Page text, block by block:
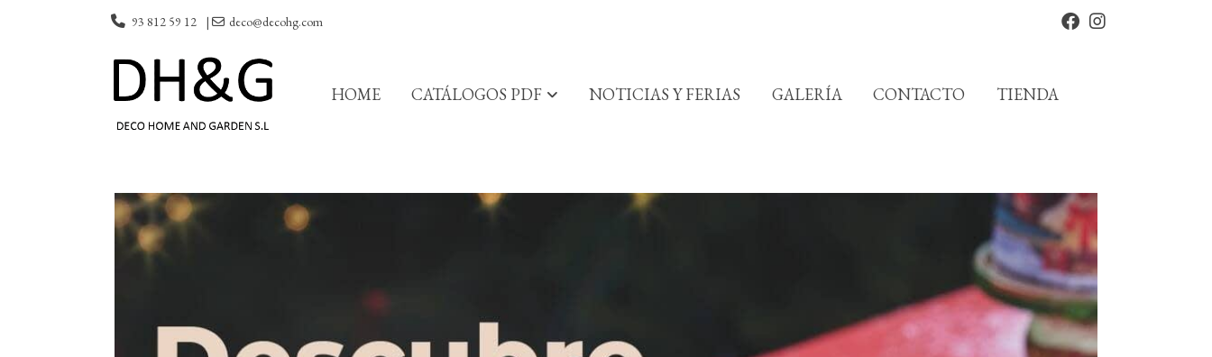
93 812 59 12 | deco@decohg.com
HOME CATÁLOGOS PDF NOTICIAS Y FERIAS GALERÍA CONTACTO TIENDA